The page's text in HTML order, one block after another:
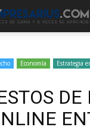
Economía
Estrategia
DE